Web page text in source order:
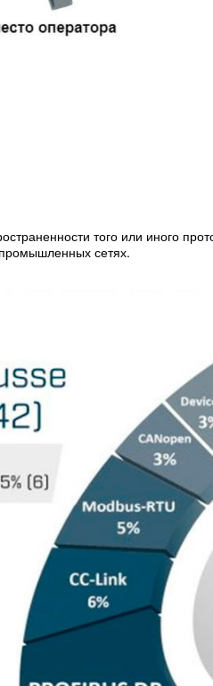
того или иного
сетях.